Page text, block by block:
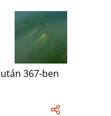
367-ben